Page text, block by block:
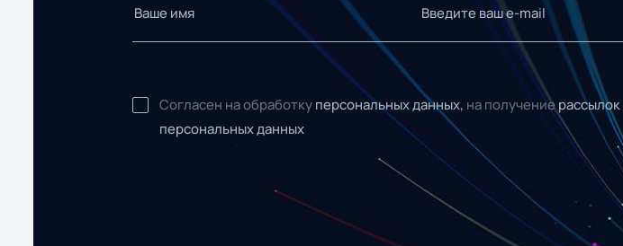
Согласен на обработку персональных данных, на получениерассылок
персональных данных